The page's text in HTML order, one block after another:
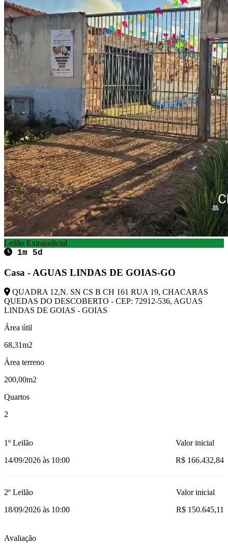
Leilão Extrajudicial
1m 5d
Casa - AGUAS LINDAS DE GOIAS-GO
QUADRA 12,N. SN CS B CH 161 RUA 19, CHACARAS
QUEDAS DO DESCOBERTO - CEP: 72912-536, AGUAS
LINDAS DE GOIAS - GOIAS
Área útil
68,31m2
Área terreno
200,00m2
Quartos
2
1º Leilão
14/09/2026 às 10:00
Valor inicial
R$ 166.432,84
2º Leilão
18/09/2026 às 10:00
Valor inicial
R$ 150.645,11
Avaliação